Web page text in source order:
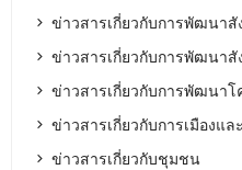
ข่าวสารเกี่ยวกับการพัฒนาสั
ข่าวสารเกี่ยวกับการพัฒนา
ข่าวสารเกี่ยวกับการพัฒนา
ข่าวสารเกี่ยวกับการเมืองแล
ข่าวสารเกี่ยวกับชุมชน